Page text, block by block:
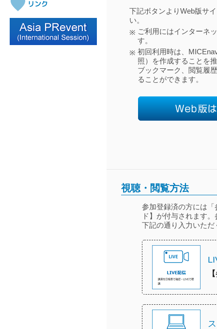
下記ボタンよりWeb版サ
い。
※ ご利用にはインターネ
す。
※ 初回利用時は、
照）を作成することを
ブックマーク、閲覧履
ることができます。
視聴・閲覧方法
参加登録済の方には
ド】が付与されます
下記の通り入力いた